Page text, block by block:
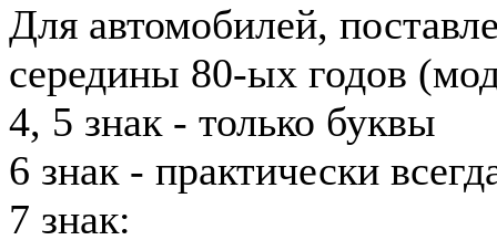
Для автомобилей,
середины 80-ых годов
4, 5 знак - только буквы
6 знак - практически
7 знак: